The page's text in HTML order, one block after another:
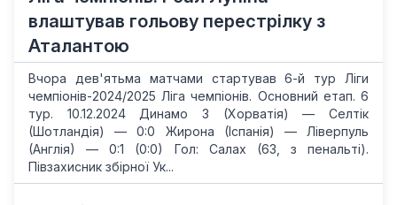
влаштував гольову перестрілку з
Аталантою
Вчора дев'ятьма матчами стартував 6-й тур Ліги
чемпіонів-2024/2025 Ліга чемпіонів. Основний етап. 6
тур. 10.12.2024 Динамо З (Хорватія) — Селтік
(Шотландія) — 0:0 Жирона (Іспанія) — Ліверпуль
(Англія) — 0:1 (0:0) Гол: Салах (63, з пенальті).
Півзахисник збірної Ук...